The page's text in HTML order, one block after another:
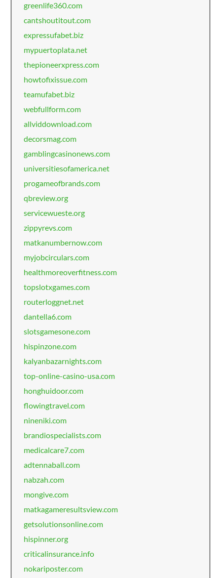
greenlife360.com
cantshoutitout.com
expressufabet.biz
mypuertoplata.net
thepioneerxpress.com
howtofixissue.com
teamufabet.biz
webfullform.com
allviddownload.com
decorsmag.com
gamblingcasinonews.com
universitiesofamerica.net
progameofbrands.com
qbreview.org
servicewueste.org
zippyrevs.com
matkanumbernow.com
myjobcirculars.com
healthmoreoverfitness.com
topslotxgames.com
routerloggnet.net
dantella6.com
slotsgamesone.com
hispinzone.com
kalyanbazarnights.com
top-online-casino-usa.com
honghuidoor.com
flowingtravel.com
nineniki.com
brandiospecialists.com
medicalcare7.com
adtennaball.com
nabzah.com
mongive.com
matkagameresultsview.com
getsolutionsonline.com
hispinner.org
criticalinsurance.info
nokariposter.com